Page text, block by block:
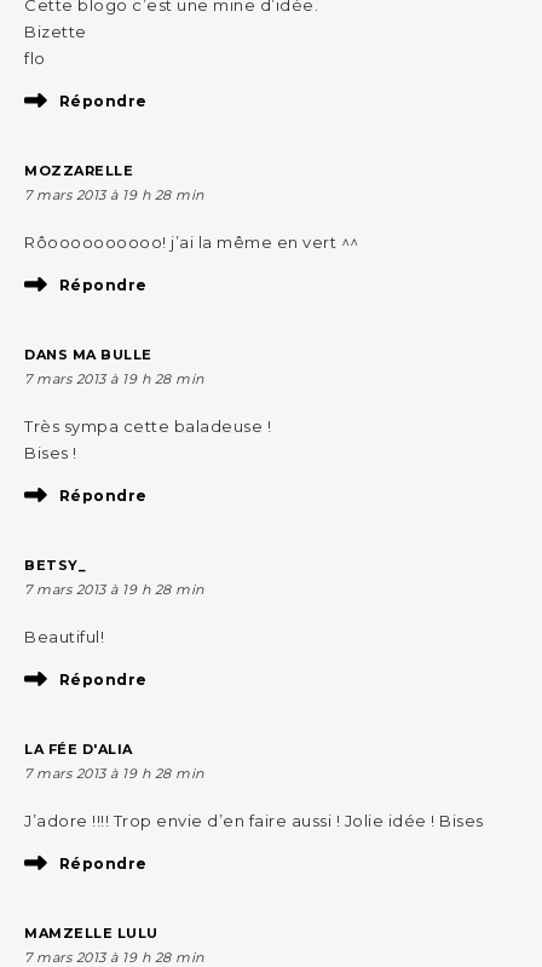
Cette blogo c’est une mine d’idée.
Bizette
flo
Répondre
MOZZARELLE
7 mars 2013 à 19 h 28 min
Rôoooooooooo! j’ai la même en vert ^^
Répondre
DANS MA BULLE
7 mars 2013 à 19 h 28 min
Très sympa cette baladeuse !
Bises !
Répondre
BETSY_
7 mars 2013 à 19 h 28 min
Beautiful!
Répondre
LA FÉE D'ALIA
7 mars 2013 à 19 h 28 min
J’adore !!!! Trop envie d’en faire aussi ! Jolie idée ! Bises
Répondre
MAMZELLE LULU
7 mars 2013 à 19 h 28 min